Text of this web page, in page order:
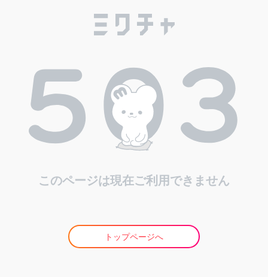
このページは現在ご利用できません